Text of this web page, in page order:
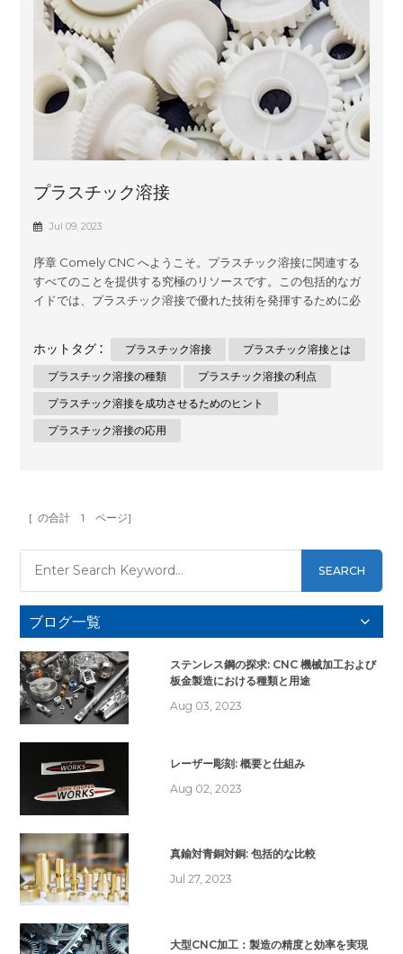
プラスチック溶接
Jul 09, 2023
序章 Comely CNC へようこそ。プラスチック溶接に関連する
すべてのことを提供する究極のリソースです。この包括的なガ
イドでは、プラスチック溶接で優れた技術を発揮するために必
く、Google でプラスチック溶接の分野で他のウェブサイトを
上位にランク付けるのに役立つ貴重な洞察を提供することで
す。飛び込んでみましょう！ プラスチック溶接とは何ですか?
プラスチック溶接は、熱可塑性材料を接合するために使用され
る技術であり、強力で耐久性のある接合を作成します。金属部
ホットタグ : プラスチック溶接
プラスチック溶接とは
プラスチック溶接の種類
プラスチック溶接の利点
プラスチック溶接を成功させるためのヒント
プラスチック溶接の応用
[ の合計 1 ページ]
SEARCH
ブログ一覧
ステンレス鋼の探求: CNC 機械加工および
板金製造における種類と用途
Aug 03, 2023
レーザー彫刻: 概要と仕組み
Aug 02, 2023
真鍮対青銅対銅: 包括的な比較
Jul 27, 2023
大型CNC加工：製造の精度と効率を実現